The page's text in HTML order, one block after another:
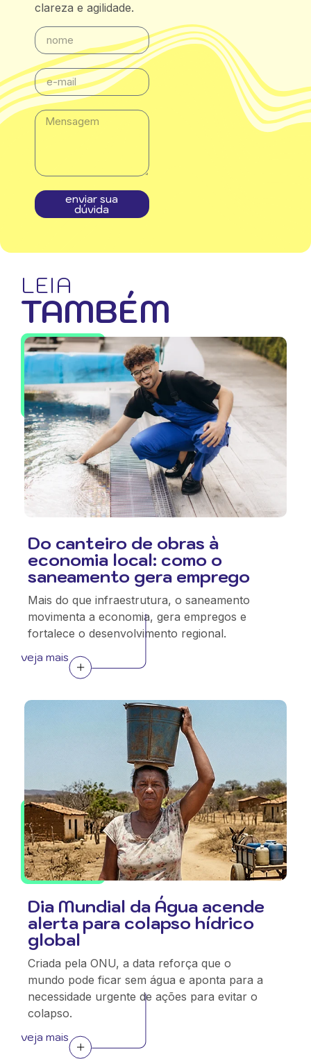
clareza e agilidade.
enviar sua
dúvida
LEIA
TAMBÉM
Do canteiro de obras à
economia local: como o
saneamento gera emprego
Mais do que infraestrutura, o saneamento
movimenta a economia, gera empregos e
fortalece o desenvolvimento regional.
veja mais
Dia Mundial da Água acende
alerta para colapso hídrico
global
Criada pela ONU, a data reforça que o
mundo pode ficar sem água e aponta para a
necessidade urgente de ações para evitar o
colapso.
veja mais